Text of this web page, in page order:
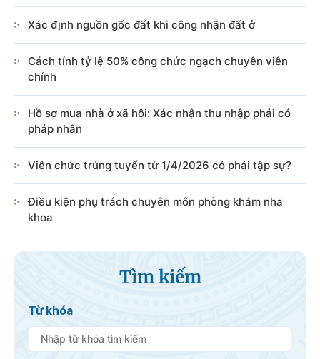
Xác định nguồn gốc đất khi công nhận đất ở
Cách tính tỷ lệ 50% công chức ngạch chuyên viên
chính
Hồ sơ mua nhà ở xã hội: Xác nhận thu nhập phải có
pháp nhân
Viên chức trúng tuyển từ 1/4/2026 có phải tập sự?
Điều kiện phụ trách chuyên môn phòng khám nha
khoa
Tìm kiếm
Từ khóa